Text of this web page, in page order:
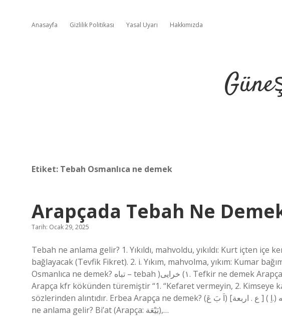
Anasayfa Gizlilik Politikası Yasal Uyarı Hakkımızda
Etiket: Tebah Osmanlıca ne demek
Arapçada Tebah Ne
Tarih: Ocak 29, 2025
Tebah ne anlama gelir? 1. Yıkıldı, mahvoldu, yıkıldı: Kurt içten içe
bağlayacak (Tevfik Fikret). 2. i. Yıkım, mahvolma, yıkım: Kumar
Osmanlıca ne demek? تباه – tebah )١) خرایی. Tefkir ne demek Arapça? takfir – Nişanyan Sözlüğü. Takfīr تكفير,
Arapça kfr kökünden türemiştir “1. “Kefaret vermeyin, 2. Kimseye
sözlerinden alıntıdır. Erbea Arapça ne demek? (اَ بَ عَ) [ع . اربعة ] ( اِ.) 1 – اربع، چهار. 2 – چهار مرد. 3 – چهارگانه . Beyat
ne anlama gelir? Bi’at (Arapça: بَيْعَة),…